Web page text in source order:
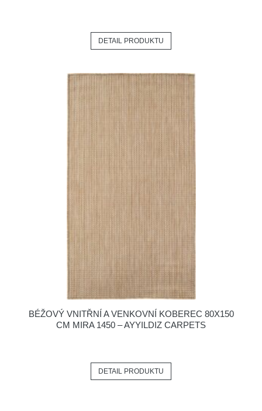
DETAIL PRODUKTU
BÉŽOVÝ VNITŘNÍ A VENKOVNÍ KOBEREC 80X150
CM MIRA 1450 – AYYILDIZ CARPETS
DETAIL PRODUKTU